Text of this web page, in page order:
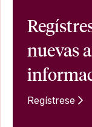
nuevas
Regístrese